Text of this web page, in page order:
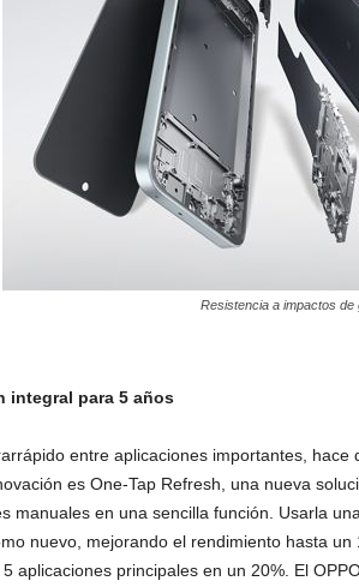
Resistencia a impactos de
integral para 5 años
entre aplicaciones importantes,
es One-Tap Refresh, una nueva
manuales en una sencilla función. Usarla
nuevo, mejorando el rendimiento hasta
aplicaciones principales en un 20%. El